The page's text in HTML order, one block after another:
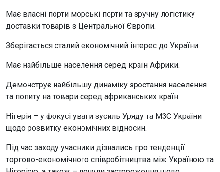
Має власні порти морські порти та зручну логістику
доставки товарів з Центральної Європи.
Зберігається сталий економічний інтерес до України.
Має найбільше населення серед країн Африки.
Демонструє найбільшу динаміку зростання населення
та попиту на товари серед африканських країн.
Нігерія – у фокусі уваги зусиль Уряду та МЗС України
щодо розвитку економічних відносин.
Під час заходу учасники дізнались про тенденції
торгово-економічного співробітництва між Україною та